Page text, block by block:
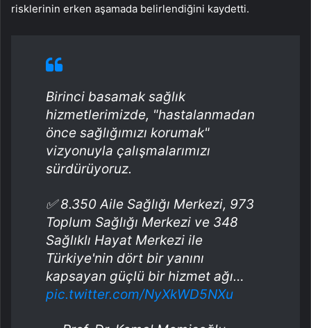
risklerinin erken aşamada belirlendiğini kaydetti.
Birinci basamak sağlık
hizmetlerimizde, "hastalanmadan
önce sağlığımızı korumak"
vizyonuyla çalışmalarımızı
sürdürüyoruz.
✅ 8.350 Aile Sağlığı Merkezi, 973
Toplum Sağlığı Merkezi ve 348
Sağlıklı Hayat Merkezi ile
Türkiye'nin dört bir yanını
kapsayan güçlü bir hizmet ağı…
pic.twitter.com/NyXkWD5NXu